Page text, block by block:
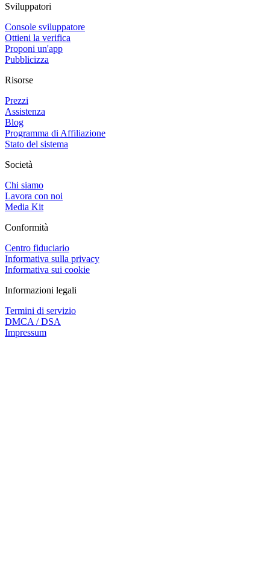
Sviluppatori
Console sviluppatore
Ottieni la verifica
Proponi un'app
Pubblicizza
Risorse
Prezzi
Assistenza
Blog
Programma di Affiliazione
Stato del sistema
Società
Chi siamo
Lavora con noi
Media Kit
Conformità
Centro fiduciario
Informativa sulla privacy
Informativa sui cookie
Informazioni legali
Termini di servizio
DMCA / DSA
Impressum